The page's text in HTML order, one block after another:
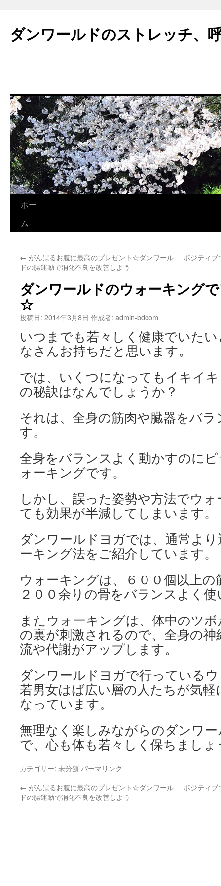
ダンワールドのストレッチ、
ン
ス
キ
ッ
プ
ホー
ム
← がんばるお腹に最高のプレゼント☆ダンワール
ドの腸運動で消化不良を改善しよう
ポジティブ
ダンワールドのウォーキング
☆
投稿日: 2014年3月8日 作成者: admin-bdcom
いつまでも若々しく健康でいた
なさんお持ちだと思います。
では、いくつになってもイキイ
の秘訣はなんでしょうか？
それは、全身の筋肉や臓器をバ
す。
全身をバランスよく動かすのに
ォーキングです。
しかし、誤った姿勢や方法でウ
ても効果が半減してしまいます。
ダンワールドヨガでは、通常よ
ーキング法をご紹介しています。
ウォーキングは、６００個以上
２００余りの骨をバランスよく
またウォーキングは、体中のツ
の裏が刺激されるので、全身の
流や代謝がアップします。
ダンワールドヨガで行っている
若男女はば広い層の人たちが気
なっています。
無理なく楽しみながらのダンワ
で、心も体も若々しく保ちましょ
カテゴリー: 未分類 パーマリンク
← がんばるお腹に最高のプレゼント☆ダンワール
ドの腸運動で消化不良を改善しよう
ポジティブ